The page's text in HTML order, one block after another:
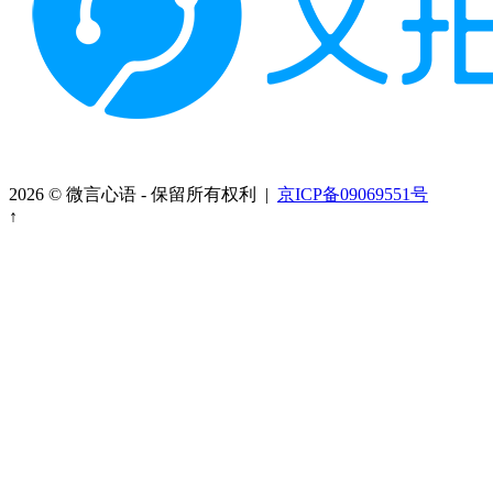
2026 © 微言心语 - 保留所有权利 | 京ICP备09069551号
↑